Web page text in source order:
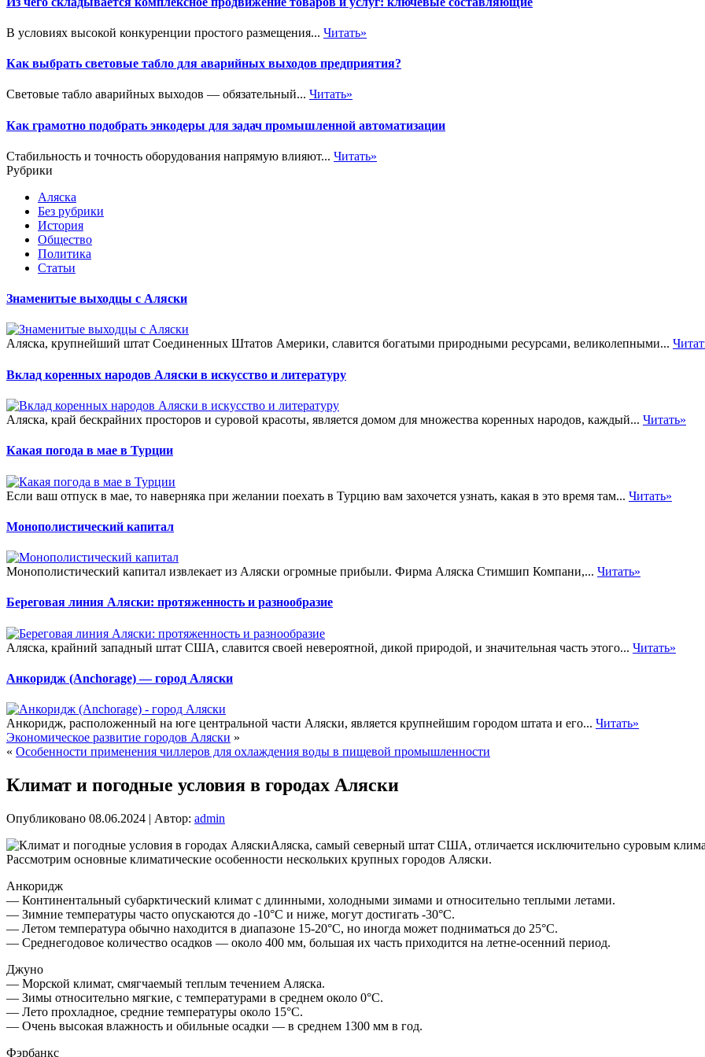
В условиях высокой конкуренции простого размещения... Читать»
Как выбрать световые табло для аварийных выходов предприятия?
Световые табло аварийных выходов — обязательный... Читать»
Как грамотно подобрать энкодеры для задач промышленной автоматизации
Стабильность и точность оборудования напрямую влияют... Читать»
Рубрики
Аляска
Без рубрики
История
Общество
Политика
Статьи
Знаменитые выходцы с Аляски
Аляска, крупнейший штат Соединенных Штатов Америки, славится богатыми природными ресурсами, великолепными...
Вклад коренных народов Аляски в искусство и литературу
Аляска, край бескрайних просторов и суровой красоты, является домом для множества коренных народов, каждый... Читать»
Какая погода в мае в Турции
Если ваш отпуск в мае, то наверняка при желании поехать в Турцию вам захочется узнать, какая в это время там... Читать»
Монополистический капитал
Монополистический капитал извлекает из Аляски огромные прибыли. Фирма Аляска Стимшип Компани,... Читать»
Береговая линия Аляски: протяженность и разнообразие
Аляска, крайний западный штат США, славится своей невероятной, дикой природой, и значительная часть этого... Читать»
Анкоридж (Anchorage) — город Аляски
Анкоридж, расположенный на юге центральной части Аляски, является крупнейшим городом штата и его... Читать»
Экономическое развитие городов Аляски »
« Особенности применения чиллеров для охлаждения воды в пищевой промышленности
Климат и погодные условия в городах Аляски
Опубликовано 08.06.2024 | Автор: admin
Аляска, самый северный штат США, отличается исключительно суровым
Рассмотрим основные климатические особенности нескольких крупных городов Аляски.
Анкоридж
— Континентальный субарктический климат с длинными, холодными зимами и относительно теплыми летами.
— Зимние температуры часто опускаются до -10°C и ниже, могут достигать -30°C.
— Летом температура обычно находится в диапазоне 15-20°C, но иногда может подниматься до 25°C.
— Среднегодовое количество осадков — около 400 мм, большая их часть приходится на летне-осенний период.
Джуно
— Морской климат, смягчаемый теплым течением Аляска.
— Зимы относительно мягкие, с температурами в среднем около 0°C.
— Лето прохладное, средние температуры около 15°C.
— Очень высокая влажность и обильные осадки — в среднем 1300 мм в год.
Фэрбанкс